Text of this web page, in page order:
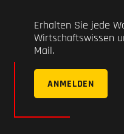
Erhalten Sie jede
Wirtschaftswissen
Mail.
ANMELDEN